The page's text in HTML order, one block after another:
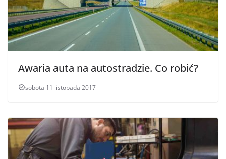
Awaria auta na autostradzie. Co robić?
sobota 11 listopada 2017